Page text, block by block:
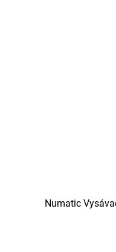
Numatic